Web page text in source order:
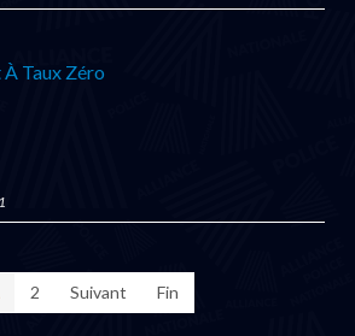
À Taux Zéro
2 Suivant Fin